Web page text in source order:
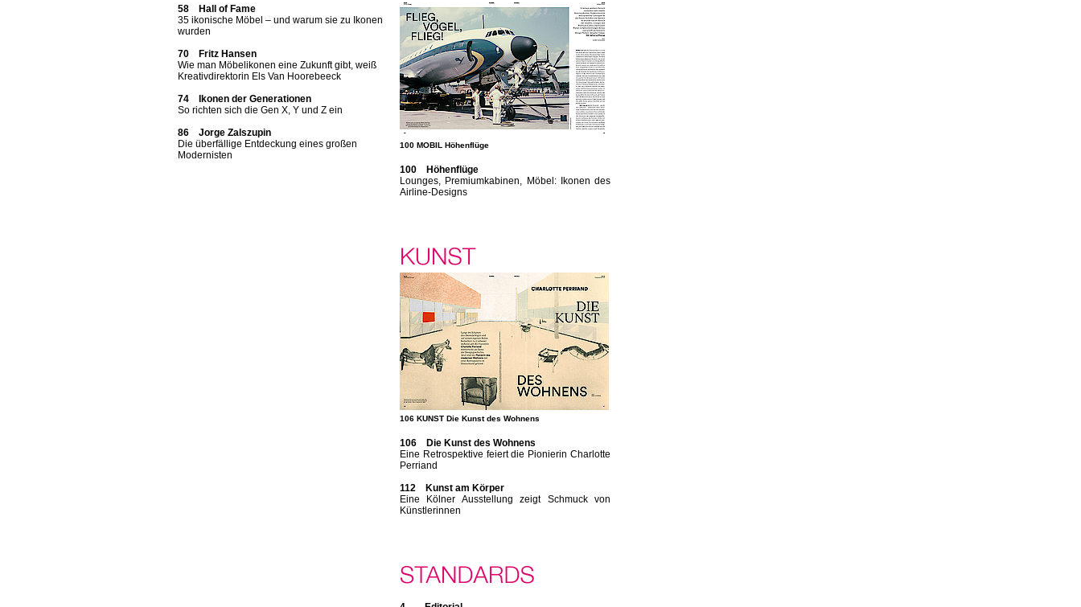
58 Hall of Fame
35 ikonische Möbel – und warum sie zu Ikonen
wurden
70 Fritz Hansen
Wie man Möbelikonen eine Zukunft gibt, weiß
Kreativdirektorin Els Van Hoorebeeck
74 Ikonen der Generationen
So richten sich die Gen X, Y und Z ein
86 Jorge Zalszupin
Die überfällige Entdeckung eines großen
Modernisten
100 MOBIL Höhenflüge
100 Höhenflüge
Lounges, Premiumkabinen, Möbel: Ikonen des
Airline-Designs
106 KUNST Die Kunst des Wohnens
106 Die Kunst des Wohnens
Eine Retrospektive feiert die Pionierin Charlotte
Perriand
112 Kunst am Körper
Eine Kölner Ausstellung zeigt Schmuck von
Künstlerinnen